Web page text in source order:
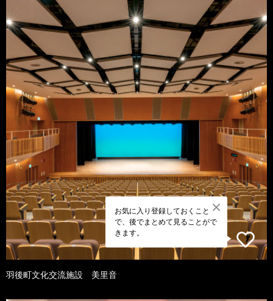
お気に入り登録しておくこと
で、後でまとめて見ることがで
きます。
羽後町文化交流施設 美里音